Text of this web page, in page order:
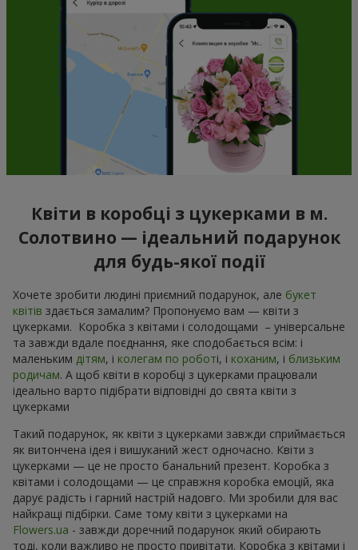
Квіти в коробці з цукерками в м.
Солотвино — ідеальний подарунок
для будь-якої події
Хочете зробити людині приємний подарунок, але букет
квітів здається замалим? Пропонуємо вам — квіти з
цукерками. Коробка з квітами і солодощами – універсальне
та завжди вдале поєднання, яке сподобається всім: і
маленьким дітям, і колегам по роботі, і коханим, і близьким
родичам. А щоб квіти в коробці з цукерками працювали
ідеально варто підібрати відповідні до свята квіти з
цукерками
Такий подарунок, як квіти з цукерками завжди сприймається
як витончена ідея і вишуканий жест одночасно. Квіти з
цукерками — це не просто банальний презент. Коробка з
квітами і солодощами — це справжня коробка емоцій, яка
дарує радість і гарний настрій надовго. Ми зробили для вас
найкращі підбірки. Саме тому квіти з цукерками на
Flowers.ua - завжди доречний подарунок який обирають
тоді, коли важливо не просто привітати. Коробка з квітами і